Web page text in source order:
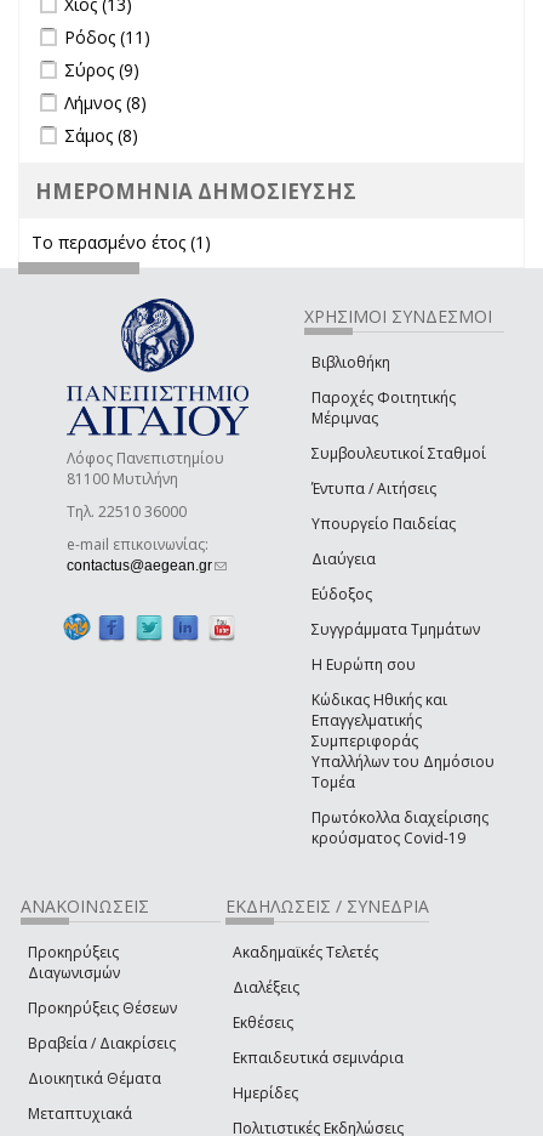
Χίος (13)
Apply Ρόδος filter
Ρόδος (11)
Apply Σύρος filter
Σύρος (9)
Apply Λήμνος filter
Λήμνος (8)
Apply Σάμος filter
Σάμος (8)
ΗΜΕΡΟΜΗΝΙΑ ΔΗΜΟΣΙΕΥΣΗΣ
Το περασμένο έτος (1)
Λόφος Πανεπιστημίου
81100 Μυτιλήνη
Τηλ. 22510 36000
e-mail επικοινωνίας:
contactus@aegean.gr(link sends e-mail)
ΧΡΗΣΙΜΟΙ ΣΥΝΔΕΣΜΟΙ
Βιβλιοθήκη
Παροχές Φοιτητικής
Μέριμνας
Συμβουλευτικοί Σταθμοί
Έντυπα / Αιτήσεις
Υπουργείο Παιδείας
Διαύγεια
Εύδοξος
Συγγράμματα Τμημάτων
Η Ευρώπη σου
Κώδικας Ηθικής και
Επαγγελματικής
Συμπεριφοράς
Υπαλλήλων του Δημόσιου
Τομέα
Πρωτόκολλα διαχείρισης
κρούσματος Covid-19
ΑΝΑΚΟΙΝΩΣΕΙΣ
Προκηρύξεις
Διαγωνισμών
Προκηρύξεις Θέσεων
Βραβεία / Διακρίσεις
Διοικητικά Θέματα
Μεταπτυχιακά
ΕΚΔΗΛΩΣΕΙΣ / ΣΥΝΕΔΡΙΑ
Ακαδημαϊκές Τελετές
Διαλέξεις
Εκθέσεις
Εκπαιδευτικά σεμινάρια
Ημερίδες
Πολιτιστικές Εκδηλώσεις